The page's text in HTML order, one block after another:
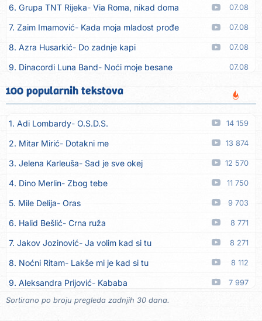
6. Grupa TNT Rijeka Via Roma, nikad doma 07.08
7. Zaim Imamović Kada moja mladost prođe 07.08
8. Azra Husarkić Do zadnje kapi 07.08
9. Dinacordi Luna Band Noći moje besane 07.08
10. Pet za 5 Pozdravi mi Stubicu
11. Dinacordi Luna Band Anđeo moj 07.08
12. Vesna Kartuš Vrati se 07.08
13. Severina Pozovi me ti (Anksiozna) 06.08
14. Fidellio Summer Time 06.08
15. Tereza Kesovija Volim te 06.08
16. Ruswaj Sada znam, to je ljubav 06.08
17. Nemanja Panić Daj mu sve što si dala meni 06.08
18. Gustafi Imala je oči pospane 06.08
19. Marko Nedug Pjesma za tebe 06.08
20. Bruno Krajcar Pozitiva 06.08
21. Bruno Krajcar Za nas
100 popularnih tekstova
1. Adi Lombardy O.S.D.S. 14 159
2. Mitar Mirić Dotakni me 13 874
3. Jelena Karleuša Sad je sve okej 12 570
4. Dino Merlin Zbog tebe 11 750
5. Mile Delija Oras 9 703
6. Halid Bešlić Crna ruža 8 771
7. Jakov Jozinović Ja volim kad si tu 8 271
8. Noćni Ritam Lakše mi je kad si tu 8 112
9. Aleksandra Prijović Kababa 7 997
10. Halid Bešlić Ljiljani
Sortirano po broju pregleda zadnjih 30 dana.